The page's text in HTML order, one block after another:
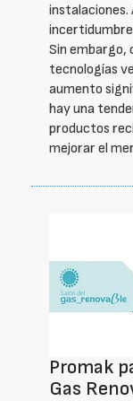
instalaciones.
Sin embargo,
tecnologías
aumento
hay una
productos
mejorar el
Promak
Gas